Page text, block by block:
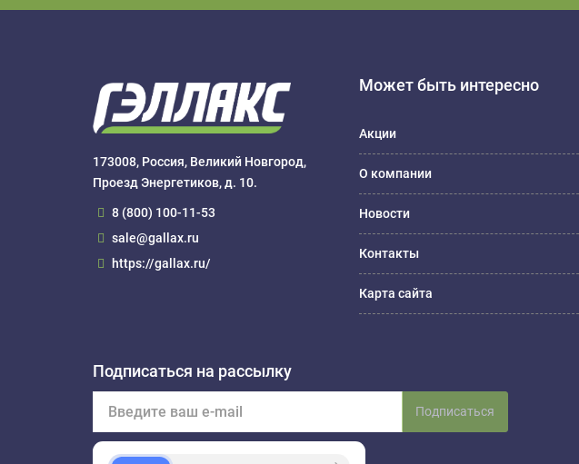
173008, Россия, Великий Новгород,
Проезд Энергетиков, д. 10.
8 (800) 100-11-53
sale@gallax.ru
https://gallax.ru/
Может быть интересно
Акции
О компании
Новости
Контакты
Карта сайта
Подписаться на рассылку
Подписаться